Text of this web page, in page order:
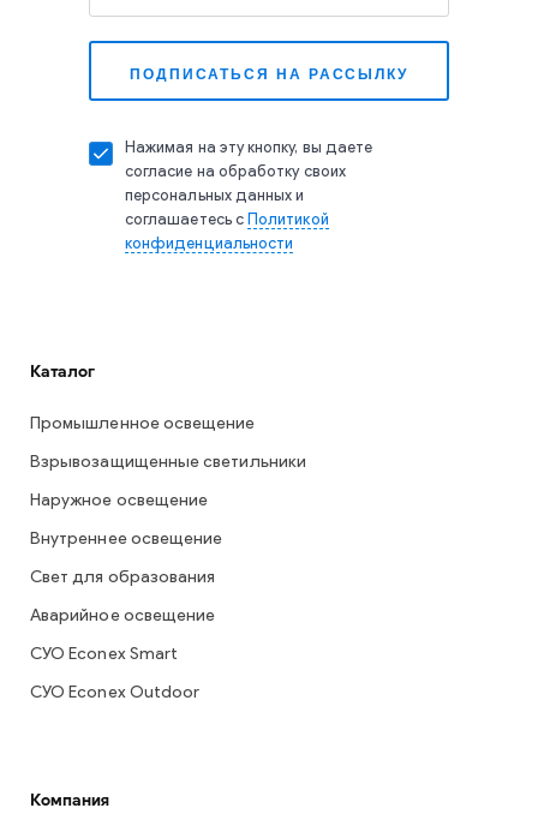
Нажимая на эту кнопку, вы даете
согласие на обработку своих
персональных данных и
соглашаетесь с Политикой
конфиденциальности
Каталог
Промышленное освещение
Взрывозащищенные светильники
Наружное освещение
Внутреннее освещение
Свет для образования
Аварийное освещение
СУО Econex Smart
СУО Econex Outdoor
Компания